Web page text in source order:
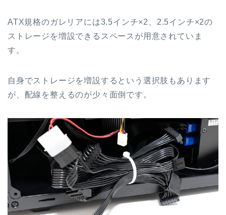
ATX規格のガレリアには3.5インチ×2、2.5インチ×2の
ストレージを増設できるスペースが用意されていま
す。
自身でストレージを増設するという選択肢もあります
が、配線を整えるのが少々面倒です。